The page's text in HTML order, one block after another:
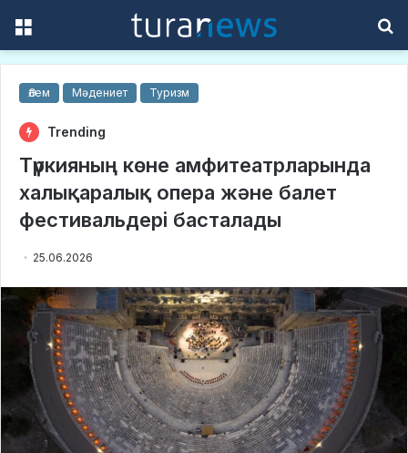
Әлем Мәдениет Туризм
Trending
Түркияның көне амфитеатрларында
халықаралық опера және балет
фестивальдері басталады
25.06.2026